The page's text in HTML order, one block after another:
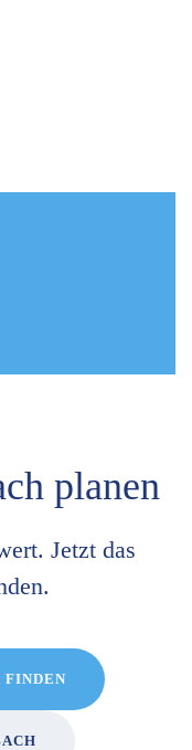
planen
Jetzt das
FINDEN